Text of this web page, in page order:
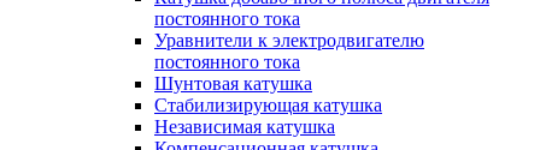
постоянного тока
Уравнители к электродвигателю
постоянного тока
Шунтовая катушка
Стабилизирующая катушка
Независимая катушка